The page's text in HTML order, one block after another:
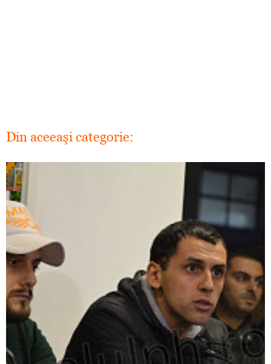
Din aceeaşi categorie: